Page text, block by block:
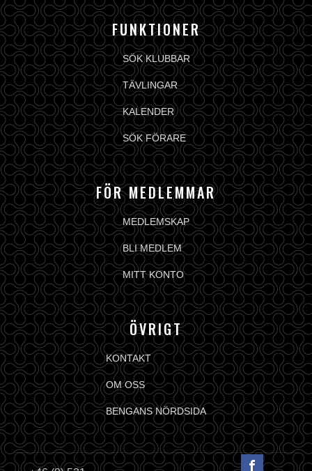
FUNKTIONER
SÖK KLUBBAR
TÄVLINGAR
KALENDER
SÖK FÖRARE
FÖR MEDLEMMAR
MEDLEMSKAP
BLI MEDLEM
MITT KONTO
ÖVRIGT
KONTAKT
OM OSS
BENGANS NÖRDSIDA